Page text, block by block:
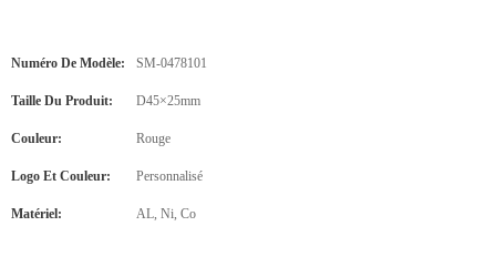
Numéro De Modèle: SM-0478101
Taille Du Produit: D45×25mm
Couleur: Rouge
Logo Et Couleur: Personnalisé
Matériel: AL, Ni, Co